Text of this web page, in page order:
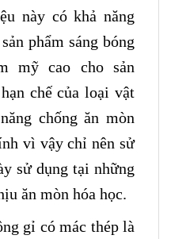
này có khả năng
phẩm sáng bóng
mỹ cao cho sản
chế của loại vật
chống ăn mòn
vì vậy chỉ nên sử
sử dụng tại những
ăn mòn hóa học.
gỉ có mác thép là